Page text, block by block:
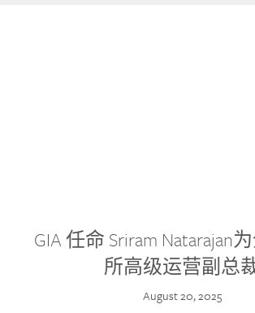
GIA 任命 Sriram Natarajan
所高级运营副总
August 20, 2025